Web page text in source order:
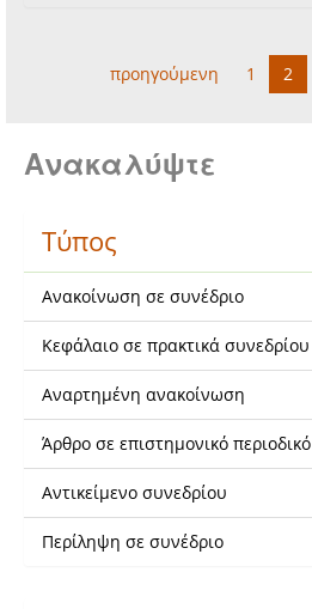
προηγούμενη 1 2
Ανακαλύψτε
Τύπος
Ανακοίνωση σε συνέδριο
Κεφάλαιο σε πρακτικά συνεδρίου
Αναρτημένη ανακοίνωση
Άρθρο σε επιστημονικό περιοδικό
Αντικείμενο συνεδρίου
Περίληψη σε συνέδριο